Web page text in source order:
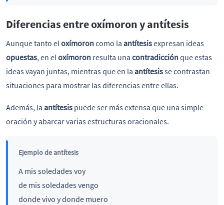
Diferencias entre oxímoron y antítesis
Aunque tanto el oxímoroncomo la antítesisexpresan ideas
opuestas, en el oxímoron resulta una contradicciónque estas
ideas vayan juntas, mientras que en la antítesisse contrastan
situaciones para mostrar las diferencias entre ellas.
Además, la antítesis puede ser más extensa que una simple
oración y abarcar varias estructuras oracionales.
Ejemplo de antítesis
A mis soledades voy
de mis soledades vengo
donde vivo y donde muero